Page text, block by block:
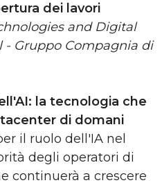
dei lavori
and Digital
- Gruppo Compagnia di
la tecnologia che
di domani
il ruolo dell'IA nel
degli operatori di
continuerà a crescere